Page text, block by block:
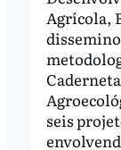
Agrícola,
seis